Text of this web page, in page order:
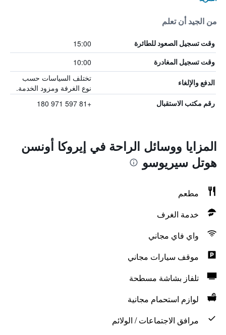
من الجيد أن تعلم
وقت تسجيل الصعود للطائرة 15:00
وقت تسجيل المغادرة 10:00
الدفع والإلغاء
تختلف السياسات حسب
نوع الغرفة ومزود الخدمة.
رقم مكتب الاستقبال +81 597 971 180
المزايا ووسائل الراحة في إيروكا أونسن
هوتل سيريوسو
مطعم
خدمة الغرف
واي فاي مجاني
موقف سيارات مجاني
تلفاز بشاشة مسطحة
لوازم استحمام مجانية
مرافق الاجتماعات / الولائم